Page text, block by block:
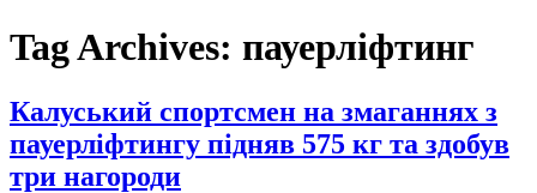
Tag Archives: пауерліфтинг
Калуський спортсмен на змаганнях з
пауерліфтингу підняв 575 кг та здобув
три нагороди